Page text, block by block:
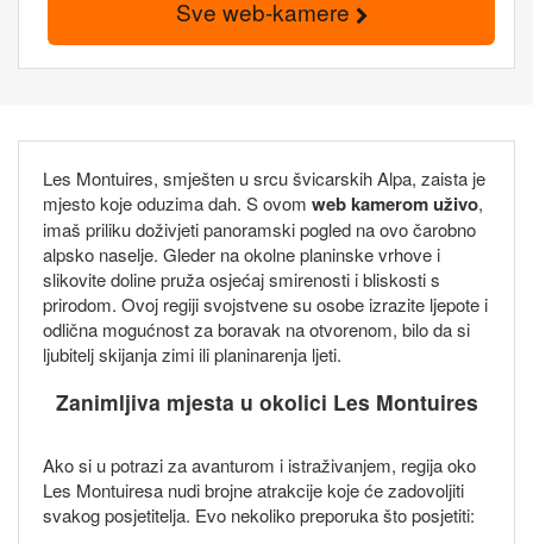
Sve web-kamere
Les Montuires, smješten u srcu švicarskih Alpa, zaista je
mjesto koje oduzima dah. S ovom web kamerom uživo,
imaš priliku doživjeti panoramski pogled na ovo čarobno
alpsko naselje. Gleder na okolne planinske vrhove i
slikovite doline pruža osjećaj smirenosti i bliskosti s
prirodom. Ovoj regiji svojstvene su osobe izrazite ljepote i
odlična mogućnost za boravak na otvorenom, bilo da si
ljubitelj skijanja zimi ili planinarenja ljeti.
Zanimljiva mjesta u okolici Les Montuires
Ako si u potrazi za avanturom i istraživanjem, regija oko
Les Montuiresa nudi brojne atrakcije koje će zadovoljiti
svakog posjetitelja. Evo nekoliko preporuka što posjetiti: